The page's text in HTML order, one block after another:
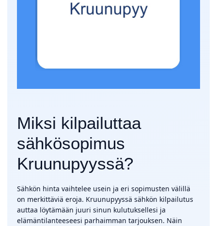
Miksi kilpailuttaa
sähkösopimus
Kruunupyyssä?
Sähkön hinta vaihtelee usein ja eri sopimusten välillä
on merkittäviä eroja. Kruunupyyssä sähkön kilpailutus
auttaa löytämään juuri sinun kulutuksellesi ja
elämäntilanteeseesi parhaimman tarjouksen. Näin